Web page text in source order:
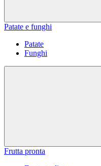
Patate e funghi
Patate
Funghi
Frutta pronta